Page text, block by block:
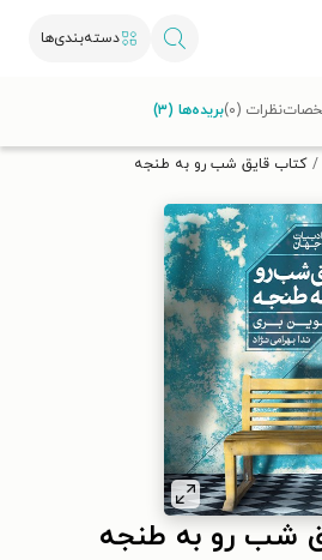
دسته‌بندی‌ها
از طاقچه دریافت کن.
کتاب قایق شب رو به طنجه
شب رو به طنجه
نظرات (۰) بریده‌ها (۳)